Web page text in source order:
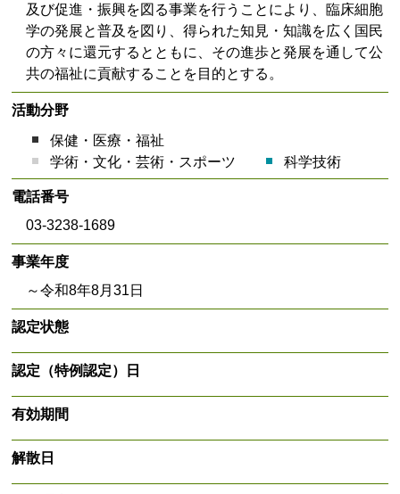
及び促進・振興を図る事業を行うことにより、臨床細胞
学の発展と普及を図り、得られた知見・知識を広く国民
の方々に還元するとともに、その進歩と発展を通して公
共の福祉に貢献することを目的とする。
活動分野
保健・医療・福祉
学術・文化・芸術・スポーツ
科学技術
電話番号
03-3238-1689
事業年度
～令和8年8月31日
認定状態
認定（特例認定）日
有効期間
解散日